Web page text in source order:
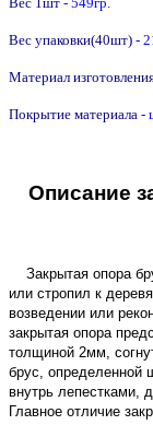
Вес упаковки(40шт) -
Материал
Покрытие материала -
Описание
Закрытая опора
или стропил к
возведении или
закрытая опора
толщиной 2мм,
брус, определенной
внутрь лепестками,
Главное отличие